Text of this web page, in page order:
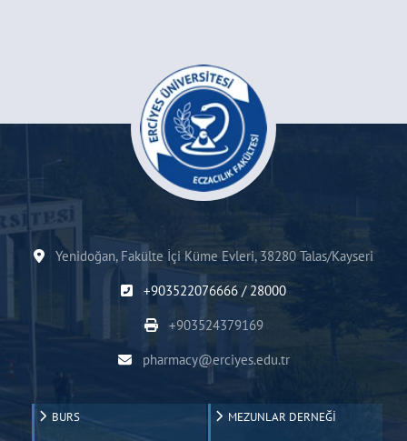
Yenidoğan, Fakülte İçi Küme Evleri, 38280 Talas/Kayseri
+903522076666 / 28000
+903524379169
pharmacy@erciyes.edu.tr
BURS MEZUNLAR DERNEĞİ